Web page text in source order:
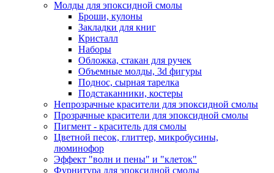
Молды для эпоксидной смолы
Броши, кулоны
Закладки для книг
Кристалл
Наборы
Обложка, стакан для ручек
Объемные молды, 3d фигуры
Поднос, сырная тарелка
Подстаканники, костеры
Непрозрачные красители для эпоксидной смолы
Прозрачные красители для эпоксидной смолы
Пигмент - краситель для смолы
Цветной песок, глиттер, микробусины,
люминофор
Эффект "волн и пены" и "клеток"
Фурнитура для эпоксидной смолы